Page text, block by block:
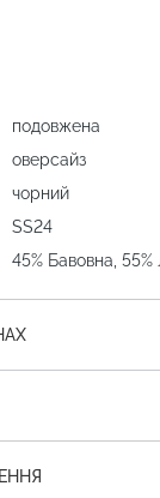
подовжена
оверсайз
чорний
SS24
45% Бавовна, 55%